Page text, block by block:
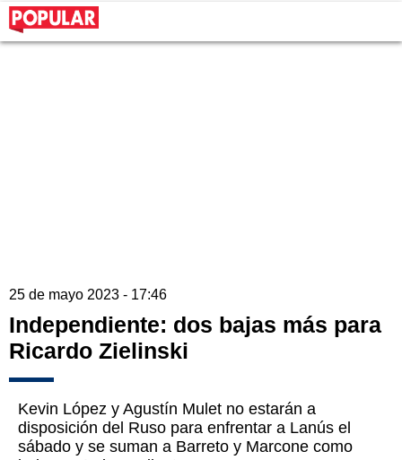
25 de mayo 2023 - 17:46
Independiente: dos bajas más para
Ricardo Zielinski
Kevin López y Agustín Mulet no estarán a
disposición del Ruso para enfrentar a Lanús el
sábado y se suman a Barreto y Marcone como